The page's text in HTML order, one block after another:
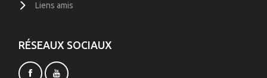
Liens amis
RÉSEAUX SOCIAUX